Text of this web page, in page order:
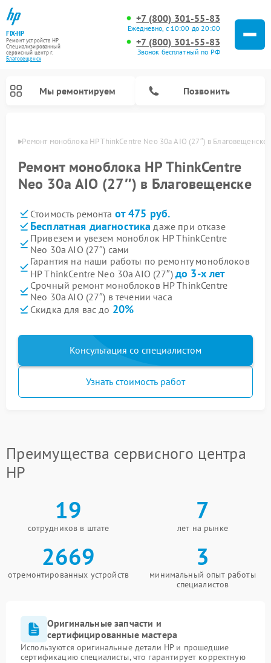
FIX-HP
Ремонт устройств HP
Специализированный
cервисный центр г.
Благовещенск
+7 (800) 301-55-83
Ежедневно, с 10:00 до 20:00
+7 (800) 301-55-83
Звонок бесплатный по РФ
Мы ремонтируем Позвонить
Ремонт моноблока HP ThinkCentre Neo 30a AIO (27″) в Благовещенске
Ремонт моноблока HP ThinkCentre
Neo 30a AIO (27″) в Благовещенске
Стоимость ремонта от 475 руб.
Бесплатная диагностика даже при отказе
Привезем и увезем моноблок HP ThinkCentre
Neo 30a AIO (27″) сами
Гарантия на наши работы по ремонту моноблоков
HP ThinkCentre Neo 30a AIO (27″) до 3-х лет
Срочный ремонт моноблоков HP ThinkCentre
Neo 30a AIO (27″) в течении часа
Скидка для вас до 20%
Консультация со специалистом
Узнать стоимость работ
Преимущества сервисного центра
HP
19
сотрудников в штате
7
лет на рынке
2669
отремонтированных устройств
3
минимальный опыт работы
специалистов
Оригинальные запчасти и
сертифицированные мастера
Используются оригинальные детали HP и прошедшие
сертификацию специалисты, что гарантирует корректную